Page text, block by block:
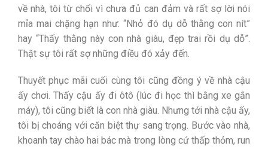
về nhà, tôi từ chối vì chưa đủ can đảm và rất sợ lời nói
mỉa mai chặng hạn như: “Nhỏ đó dụ dỗ thằng con nít”
hay “Thấy thằng này con nhà giàu, đẹp trai rồi dụ dỗ”.
Thật sự tôi rất sợ những điều đó xảy đến.
Thuyết phục mãi cuối cùng tôi cũng đồng ý về nhà cậu
ấy chơi. Thấy cậu ấy đi ôtô (lúc đi học thì bằng xe gắn
máy), tôi cũng biết là con nhà giàu. Nhưng tới nhà cậu ấy,
tôi bị choáng với căn biệt thự sang trọng. Bước vào nhà,
khoanh tay chào hai bác mà trong lòng cứ thấp thỏm, run